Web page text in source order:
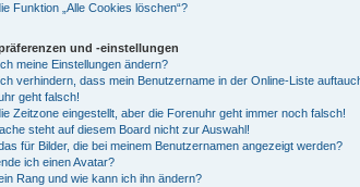
Funktion „Alle Cookies löschen“?
und -einstellungen
meine Einstellungen ändern?
verhindern, dass mein Benutzername in der Online-Liste
geht falsch!
Zeitzone eingestellt, aber die Forenuhr geht immer noch falsch!
steht auf diesem Board nicht zur Auswahl!
für Bilder, die bei meinem Benutzernamen angezeigt werden?
ich einen Avatar?
Rang und wie kann ich ihn ändern?